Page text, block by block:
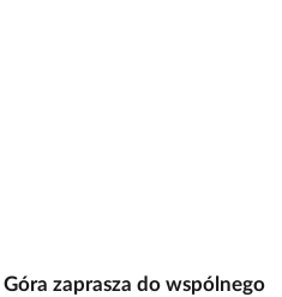
zaprasza do wspólnego